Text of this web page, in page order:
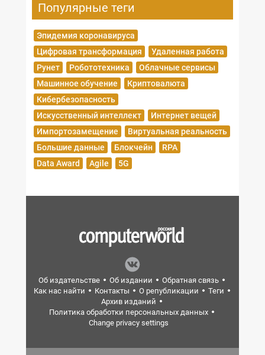
Популярные теги
Эпидемия коронавируса
Цифровая трансформация
Удаленная работа
Рунет
Робототехника
Облачные сервисы
Машинное обучение
Криптовалюта
Кибербезопасность
Искусственный интеллект
Интернет вещей
Импортозамещение
Виртуальная реальность
Большие данные
Блокчейн
RPA
Data Award
Agile 5G
Об издательстве Об издании
Обратная связь
Как нас найти
Контакты О републикации
Теги
Архив изданий
Политика обработки персональных данных
Change privacy settings